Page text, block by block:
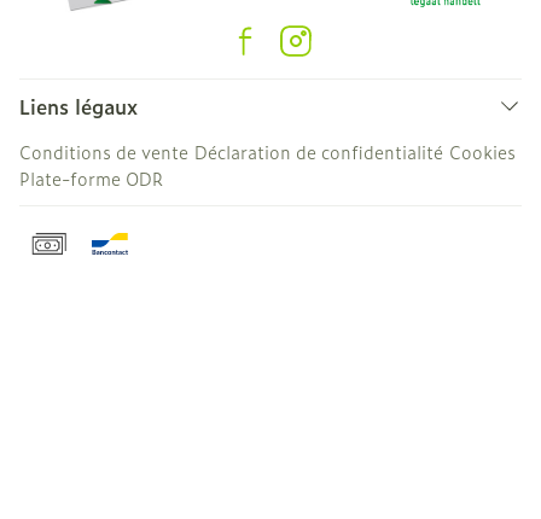
Liens légaux
Conditions de vente Déclaration de confidentialité Cookies
Plate-forme ODR